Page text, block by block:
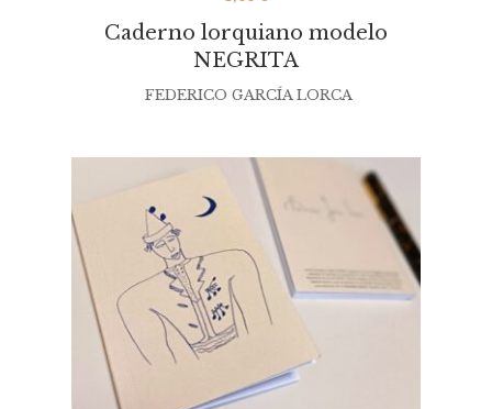
Caderno lorquiano modelo
NEGRITA
FEDERICO GARCÍA LORCA